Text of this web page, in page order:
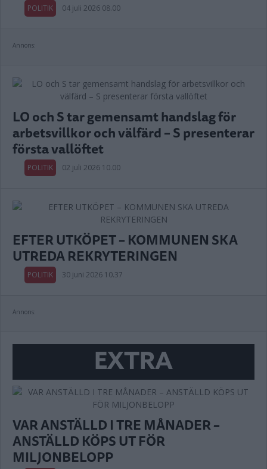
POLITIK 04 juli 2026 08.00
Annons:
LO och S tar gemensamt handslag för
arbetsvillkor och välfärd – S presenterar
första vallöftet
POLITIK 02 juli 2026 10.00
EFTER UTKÖPET – KOMMUNEN SKA
UTREDA REKRYTERINGEN
POLITIK 30 juni 2026 10.37
Annons:
EXTRA
VAR ANSTÄLLD I TRE MÅNADER –
ANSTÄLLD KÖPS UT FÖR
MILJONBELOPP